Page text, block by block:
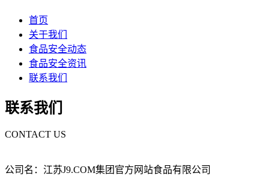
首页
关于我们
食品安全动态
食品安全资讯
联系我们
联系我们
CONTACT US
公司名：江苏J9.COM集团官方网站食品有限公司